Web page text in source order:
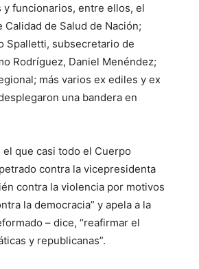
y funcionarios, entre ellos, el
de Salud de Nación;
Spalletti, subsecretario de
Rodríguez, Daniel Menéndez;
más varios ex ediles y ex
una bandera en
que casi todo el Cuerpo
contra la vicepresidenta
contra la violencia por motivos
la democracia” y apela a la
– dice, “reafirmar el
y republicanas”.